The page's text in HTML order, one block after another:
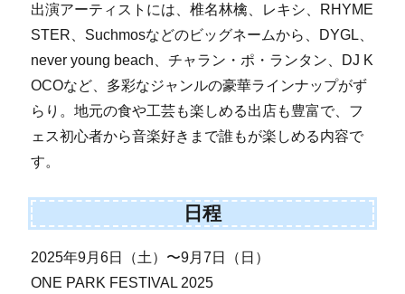
出演アーティストには、椎名林檎、レキシ、RHYME
STER、Suchmosなどのビッグネームから、DYGL、
never young beach、チャラン・ポ・ランタン、DJ K
OCOなど、多彩なジャンルの豪華ラインナップがず
らり。地元の食や工芸も楽しめる出店も豊富で、フ
ェス初心者から音楽好きまで誰もが楽しめる内容で
す。
日程
2025年9月6日（土）〜9月7日（日）
ONE PARK FESTIVAL 2025